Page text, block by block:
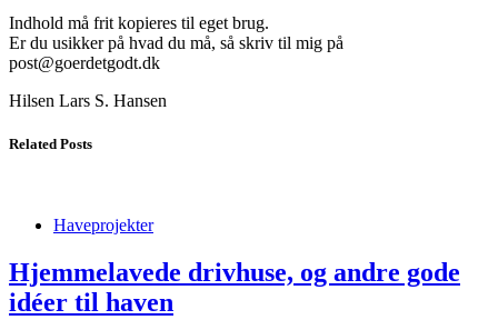
Indhold må frit kopieres til eget brug.
Er du usikker på hvad du må, så skriv til mig på
post@goerdetgodt.dk
Hilsen Lars S. Hansen
Related Posts
Haveprojekter
Hjemmelavede drivhuse, og andre gode
idéer til haven